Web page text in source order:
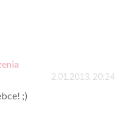
2.01.2013, 20:24
;)